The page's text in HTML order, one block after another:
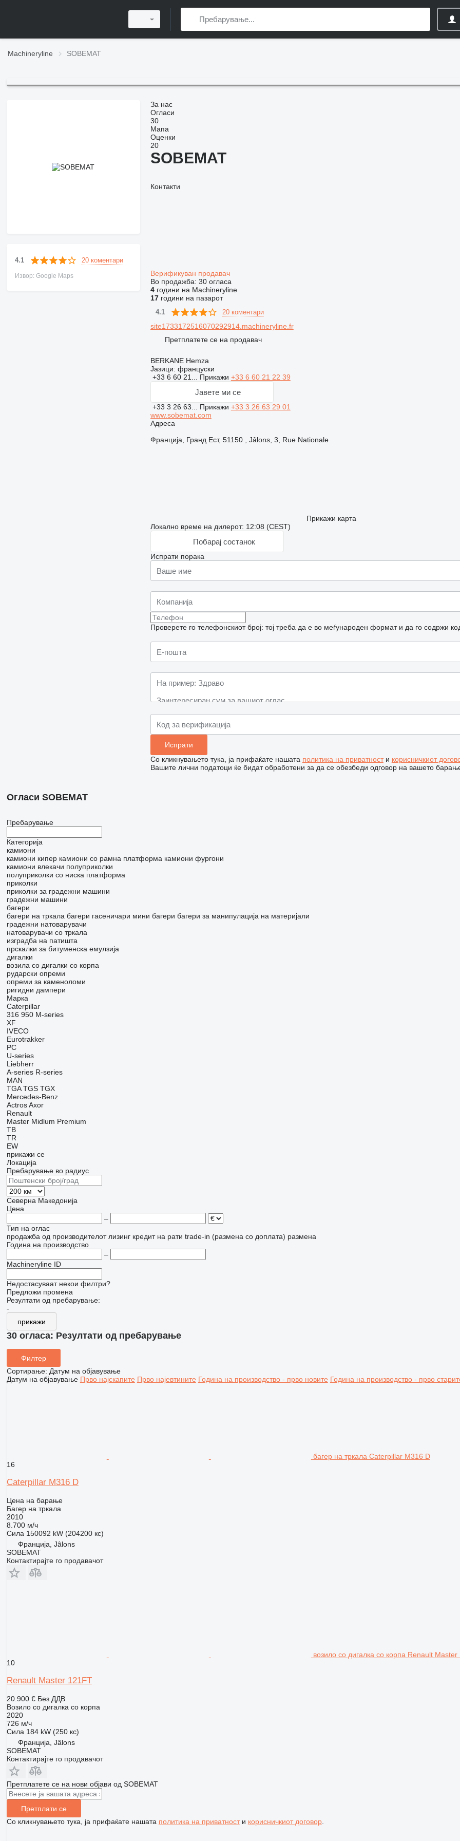
Machineryline SOBEMAT
4.1 20 коментари
Извор: Google Maps
За нас
Огласи
30
Мапа
Оценки
20
SOBEMAT
Контакти
Верификуван продавач
Во продажба: 30 огласа
4години на Machineryline
17години на пазарот
4.1 20 коментари
site1733172516070292914.machineryline.fr
Претплатете се на продавач
BERKANE Hemza
Јазици: француски
+33 6 60 21... Прикажи +33 6 60 21 22 39
Јавете ми се
+33 3 26 63... Прикажи +33 3 26 63 29 01
www.sobemat.com
Адреса
Франција, Гранд Ест, 51150 , Jâlons, 3, Rue Nationale
Прикажи карта
Локално време на дилерот: 12:08 (CEST)
Побарај состанок
Испрати порака
Проверете го телефонскиот број: тој треба да е во меѓународен формат и да го содржи
Со кликнувањето тука, ја прифаќате нашата политика на приватности корисничкиот
Вашите лични податоци ќе бидат обработени за да се обезбеди одговор на вашето
Огласи SOBEMAT
Пребарување
Категорија
камиони
камиони кипер камиони со рамна платформа камиони фургони
камиони влекачи полуприколки
полуприколки со ниска платформа
приколки
приколки за градежни машини
градежни машини
багери
багери на тркала багери гасеничари мини багери багери за манипулација на материјали
градежни натоварувачи
натоварувачи со тркала
изградба на патишта
прскалки за битуменска емулзија
дигалки
возила со дигалки со корпа
рударски опреми
опреми за каменоломи
ригидни дампери
Марка
Caterpillar
316 950 M-series
XF
IVECO
Eurotrakker
PC
U-series
Liebherr
A-series R-series
MAN
TGA TGS TGX
Mercedes-Benz
Actros Axor
Renault
Master Midlum Premium
TB
TR
EW
прикажи се
Локација
Пребарување во радиус
Северна Македонија
Цена
–
Тип на оглас
продажба од производителот лизинг кредит на рати trade-in (размена со доплата) размена
Година на производство
–
Machineryline ID
Недостасуваат некои филтри?
Предложи промена
Резултати од пребарување:
-
прикажи
30 огласа: Резултати од пребарување
Филтер
Сортирање: Датум на објавување
Датум на објавување Прво најскапите Прво најевтините Година на производство - прво новите Година на производство - прво
багер на тркала Caterpillar M316 D
16
Caterpillar M316 D
Цена на барање
Багер на тркала
2010
8.700 м/ч
Сила 150092 kW (204200 кс)
Франција, Jâlons
SOBEMAT
Контактирајте го продавачот
возило со дигалка со корпа Renault
10
Renault Master 121FT
20.900 € Без ДДВ
Возило со дигалка со корпа
2020
726 м/ч
Сила 184 kW (250 кс)
Франција, Jâlons
SOBEMAT
Контактирајте го продавачот
Претплатете се на нови објави од SOBEMAT
Претплати се
Со кликнувањето тука, ја прифаќате нашата политика на приватности корисничкиот договор.